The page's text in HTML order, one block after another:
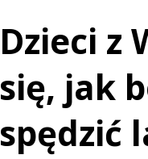
Dzieci z
się, jak
spędzić